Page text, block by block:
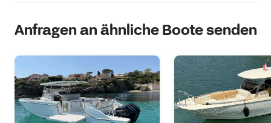
Anfragen an ähnliche Boote senden